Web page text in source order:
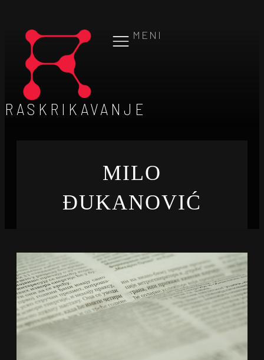
MENI
RASKRIKAVANJE
MILO
ĐUKANOVIĆ